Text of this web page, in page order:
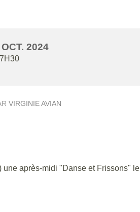
OCT. 2024
VIRGINIE AVIAN
une après-midi "Danse et Frissons" le